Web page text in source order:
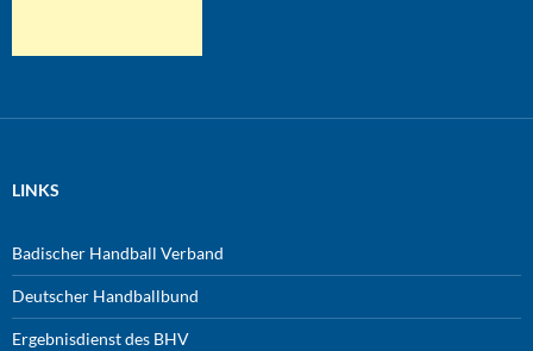
LINKS
Badischer Handball Verband
Deutscher Handballbund
Ergebnisdienst des BHV